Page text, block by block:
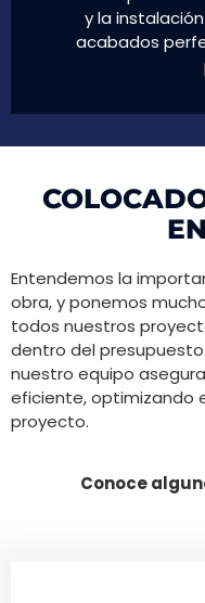
y la
acabados
Entendemos la
obra, y ponemos
todos nuestros
dentro del
nuestro equipo
eficiente, optimizando
proyecto.
Conoce